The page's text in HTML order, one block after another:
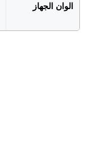
الوان الجهاز